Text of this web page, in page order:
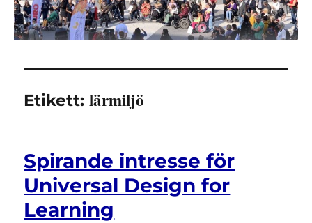
Etikett:lärmiljö
Spirande intresse för
Universal Design for
Learning